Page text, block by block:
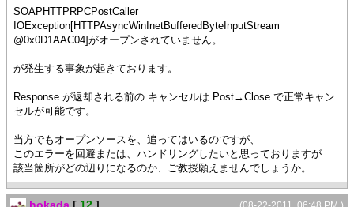
SOAPHTTPRPCPostCaller
IOException[HTTPAsyncWinInetBufferedByteInputStream
@0x0D1AAC04]がオープンされていません。
が発生する事象が起きております。
Response が返却される前の キャンセルは Post→Close で正常キャン
セルが可能です。
当方でもオープンソースを、追ってはいるのですが、
このエラーを回避または、ハンドリングしたいと思っておりますが
該当箇所がどの辺りになるのか、ご教授願えませんでしょうか。